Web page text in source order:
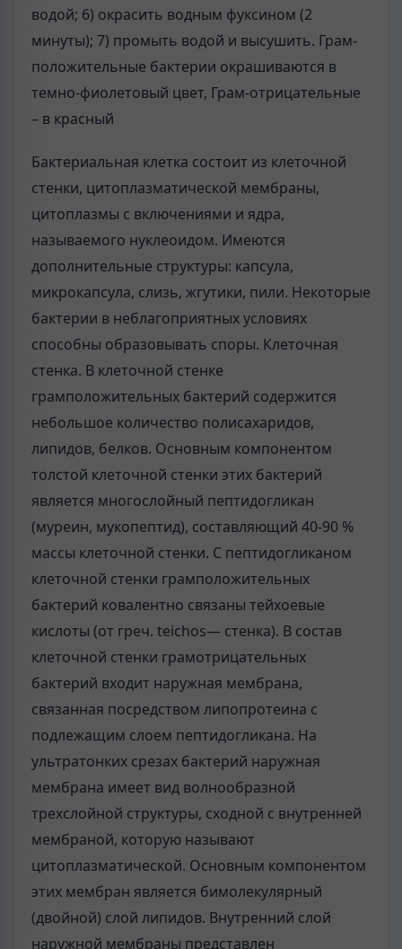
водой; 6) окрасить водным фуксином (2
минуты); 7) промыть водой и высушить. Грам-
положительные бактерии окрашиваются в
темно-фиолетовый цвет, Грам-отрицательные
– в красный
Бактериальная клетка состоит из клеточной
стенки, цитоплазматической мембраны,
цитоплазмы с включениями и ядра,
называемого нуклеоидом. Имеются
дополнительные структуры: капсула,
микрокапсула, слизь, жгутики, пили. Некоторые
бактерии в неблагоприятных условиях
способны образовывать споры. Клеточная
стенка. В клеточной стенке
грамположительных бактерий содержится
небольшое количество полисахаридов,
липидов, белков. Основным компонентом
толстой клеточной стенки этих бактерий
является многослойный пептидогликан
(муреин, мукопептид), составляющий 40-90 %
массы клеточной стенки. С пептидогликаном
клеточной стенки грамположительных
бактерий ковалентно связаны тейхоевые
кислоты (от греч. teichos— стенка). В состав
клеточной стенки грамотрицательных
бактерий входит наружная мембрана,
связанная посредством липопротеина с
подлежащим слоем пептидогликана. На
ультратонких срезах бактерий наружная
мембрана имеет вид волнообразной
трехслойной структуры, сходной с внутренней
мембраной, которую называют
цитоплазматической. Основным компонентом
этих мембран является бимолекулярный
(двойной) слой липидов. Внутренний слой
наружной мембраны представлен